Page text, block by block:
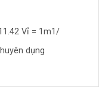
Vỉ = 1m1/
dụng